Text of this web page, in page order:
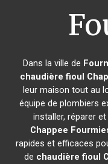
Dans la ville de
chaudière fioul
leur maison tout au
équipe de plombiers
installer, réparer
Chappee
rapides et efficaces
de chaudière fioul